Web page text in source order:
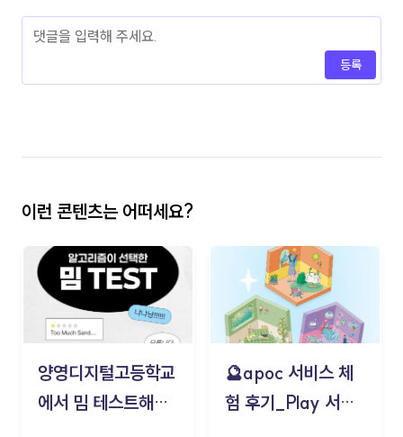
등록
이런 콘텐츠는 어떠세요?
양영디지털고등학교
에서 밈 테스트해보
🔮apoc 서비스 체
험 후기_Play 서비